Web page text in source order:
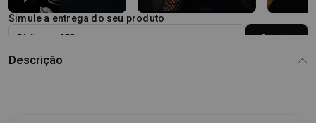
Simule a entrega do seu produto
Calcular
Descrição